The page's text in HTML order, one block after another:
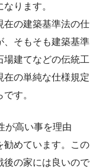
ります。
在の建築基準法の仕
、そもそも建築基準
建てなどの伝統工
在の単純な仕様規定
す。
が高い事を理由
勧めています。この
後の家には良いので